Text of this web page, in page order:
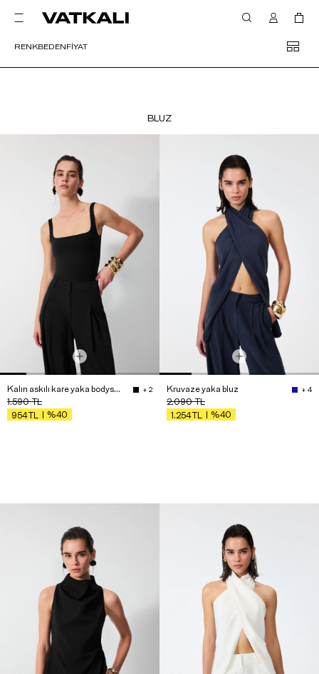
RENKBEDENFİYAT
BLUZ
Kalın askılı kare yaka bodysuit + 2
1.590TL
954TL %40
Kruvaze yaka bluz + 4
2.090TL
1.254TL %40